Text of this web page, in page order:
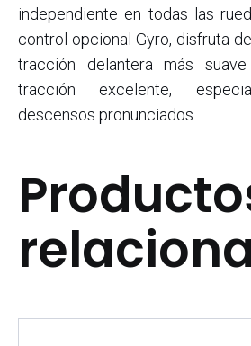
independiente en todas las
control opcional Gyro, disfruta
tracción delantera más
tracción excelente,
descensos pronunciados.